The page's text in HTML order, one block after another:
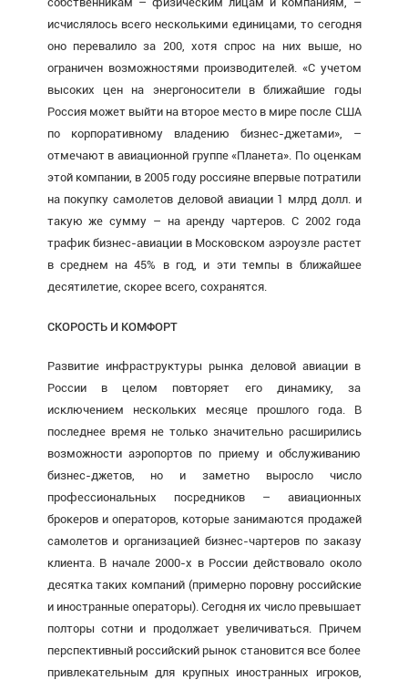
исчислялось всего несколькими единицами, то сегодня
оно перевалило за 200, хотя спрос на них выше, но
ограничен возможностями производителей. «С учетом
высоких цен на энергоносители в ближайшие годы
Россия может выйти на второе место в мире после США
по корпоративному владению бизнес-джетами», –
отмечают в авиационной группе «Планета». По оценкам
этой компании, в 2005 году россияне впервые потратили
на покупку самолетов деловой авиации 1 млрд долл. и
такую же сумму – на аренду чартеров. С 2002 года
трафик бизнес-авиации в Московском аэроузле растет
в среднем на 45% в год, и эти темпы в ближайшее
десятилетие, скорее всего, сохранятся.
СКОРОСТЬ И КОМФОРТ
Развитие инфраструктуры рынка деловой авиации в
России в целом повторяет его динамику, за
исключением нескольких месяце прошлого года. В
последнее время не только значительно расширились
возможности аэропортов по приему и обслуживанию
бизнес-джетов, но и заметно выросло число
профессиональных посредников – авиационных
брокеров и операторов, которые занимаются продажей
самолетов и организацией бизнес-чартеров по заказу
клиента. В начале 2000-х в России действовало около
десятка таких компаний (примерно поровну российские
и иностранные операторы). Сегодня их число превышает
полторы сотни и продолжает увеличиваться. Причем
перспективный российский рынок становится все более
привлекательным для крупных иностранных игроков,